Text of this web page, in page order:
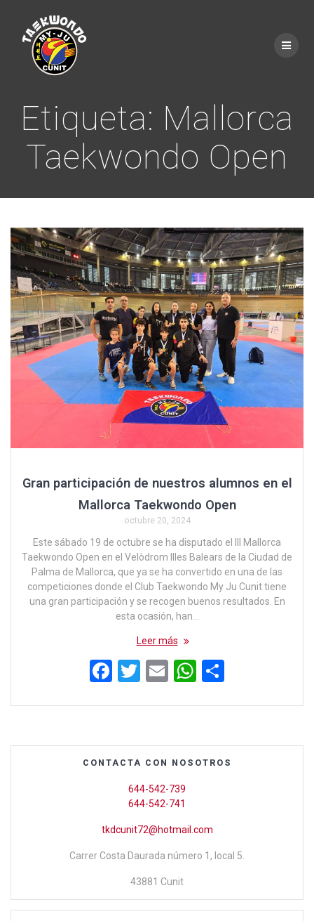
Etiqueta: Mallorca
Taekwondo Open
Gran participación de nuestros alumnos en el
Mallorca Taekwondo Open
octubre 20, 2024
Este sábado 19 de octubre se ha disputado el III Mallorca
Taekwondo Open en el Velòdrom Illes Balears de la Ciudad de
Palma de Mallorca, que ya se ha convertido en una de las
competiciones donde el Club Taekwondo My Ju Cunit tiene
una gran participación y se recogen buenos resultados. En
esta ocasión, han…
Leer más
F
b
o
o
k
T
er
E W
s
A
p
ar
CONTACTA CON NOSOTROS
644-542-739
644-542-741
tkdcunit72@hotmail.com
Carrer Costa Daurada número 1, local 5.
43881 Cunit